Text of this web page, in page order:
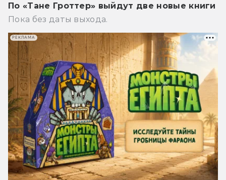
По «Тане Гроттер» выйдут две новые книги
Пока без даты выхода.
РЕКЛАМА